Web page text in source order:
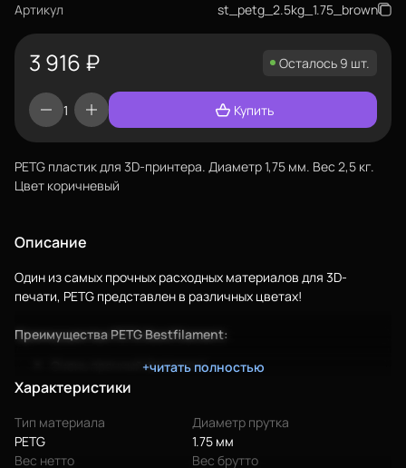
Артикул st_petg_2.5kg_1.75_brown
3 916 ₽ Осталось 9 шт.
Купить
PETG пластик для 3D-принтера. Диаметр 1,75 мм. Вес 2,5 кг.
Цвет коричневый
Описание
Один из самых прочных расходных материалов для 3D-
печати, PETG представлен в различных цветах!
Преимущества PETG Bestfilament:
Очень прочный филамент;
Сцепление слоев беспрецедентно;
Первоклассное сырье для производства обеспечивает
качество, сопоставимое с дорогими европейскими
аналогами;
+читать полностью
Характеристики
Тип материала
PETG
Диаметр прутка
1.75 мм
Вес нетто
Вес брутто
Войти
О нас
Сертификаты
Система скидок